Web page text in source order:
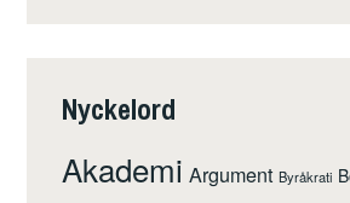
Nyckelord
Akademi Argument Byråkrati